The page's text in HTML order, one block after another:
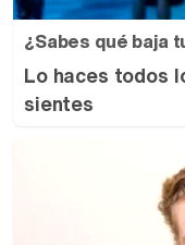
¿Sabes qué baja
Lo haces todos
sientes